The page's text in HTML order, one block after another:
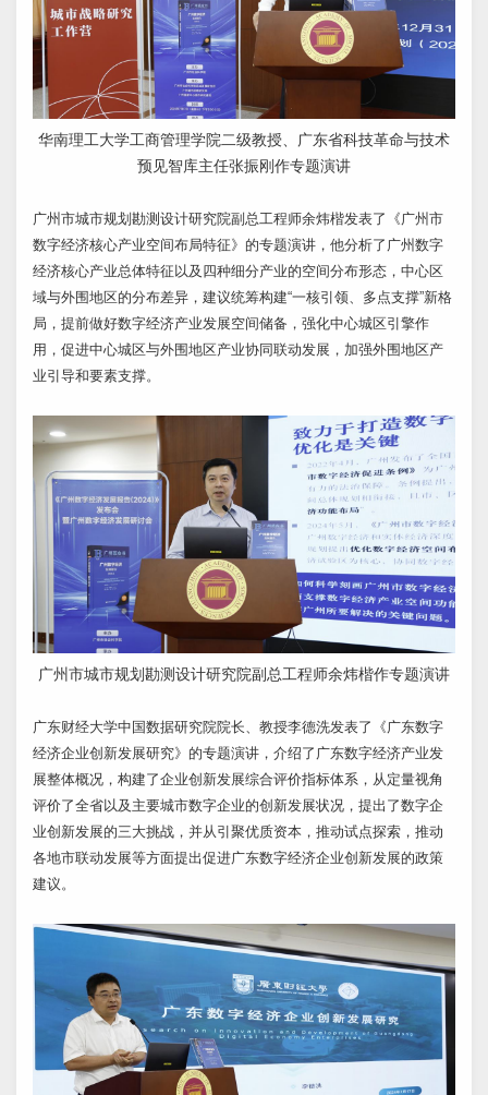
华南理工大学工商管理学院二级教授、广东省科技革命与技术
预见智库主任张振刚作专题演讲
广州市城市规划勘测设计研究院副总工程师余炜楷发表了《广州市
数字经济核心产业空间布局特征》的专题演讲，他分析了广州数字
经济核心产业总体特征以及四种细分产业的空间分布形态，中心区
域与外围地区的分布差异，建议统筹构建“一核引领、多点支撑”新格
局，提前做好数字经济产业发展空间储备，强化中心城区引擎作
用，促进中心城区与外围地区产业协同联动发展，加强外围地区产
业引导和要素支撑。
广州市城市规划勘测设计研究院副总工程师余炜楷作专题演讲
广东财经大学中国数据研究院院长、教授李德洗发表了《广东数字
经济企业创新发展研究》的专题演讲，介绍了广东数字经济产业发
展整体概况，构建了企业创新发展综合评价指标体系，从定量视角
评价了全省以及主要城市数字企业的创新发展状况，提出了数字企
业创新发展的三大挑战，并从引聚优质资本，推动试点探索，推动
各地市联动发展等方面提出促进广东数字经济企业创新发展的政策
建议。